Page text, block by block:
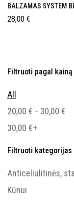
Filtruoti pagal kainą
All
20,00 € – 30,00 €
30,00 €+
Filtruoti kategorijas
Anticeliulitinės,
Kūnui
BALZAMAS SYSTEM
ANTI-YELLOW /ANTI-
28,00 €